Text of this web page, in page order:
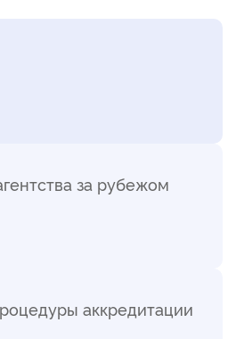
за рубежом
аккредитации